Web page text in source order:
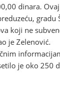
dinara.
gradu
koji ne
je Zelenović.
je oko 250